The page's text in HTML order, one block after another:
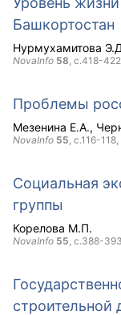
Башкортостан
Нурмухамитова
NovaInfo 58, с.418-
Проблемы
Мезенина Е.А.
NovaInfo 55, с.116-118,
Социальная
группы
Корелова М.П.
NovaInfo 55, с.388-
строительной